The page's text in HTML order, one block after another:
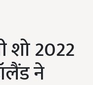
शो 2022
ने